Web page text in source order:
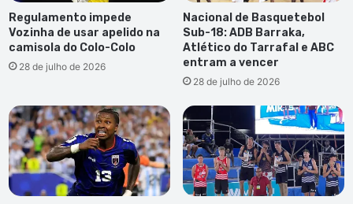
Regulamento impede
Vozinha de usar apelido na
camisola do Colo-Colo
28 de julho de 2026
Nacional de Basquetebol
Sub-18: ADB Barraka,
Atlético do Tarrafal e ABC
entram a vencer
28 de julho de 2026